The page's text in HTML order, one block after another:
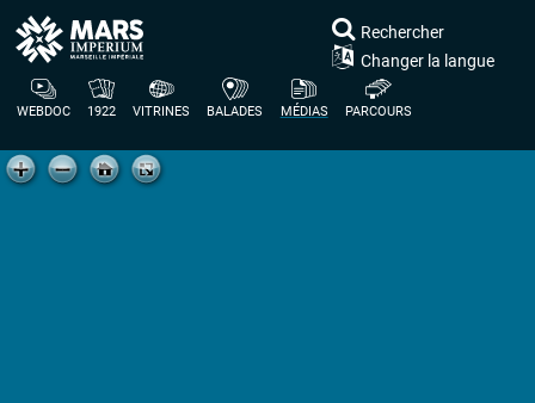
WEBDOC 1922 VITRINES BALADES MÉDIAS PARCOURS
Rechercher
Changer la langue